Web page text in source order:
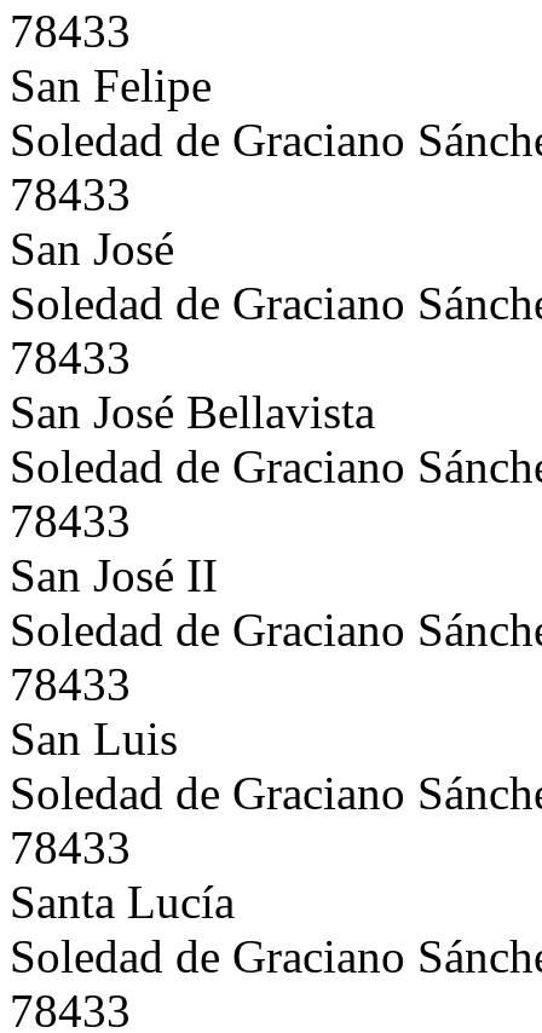
78433
San Felipe
Soledad de Graciano
78433
San José
Soledad de Graciano
78433
San José Bellavista
Soledad de Graciano
78433
San José II
Soledad de Graciano
78433
San Luis
Soledad de Graciano
78433
Santa Lucía
Soledad de Graciano
78433